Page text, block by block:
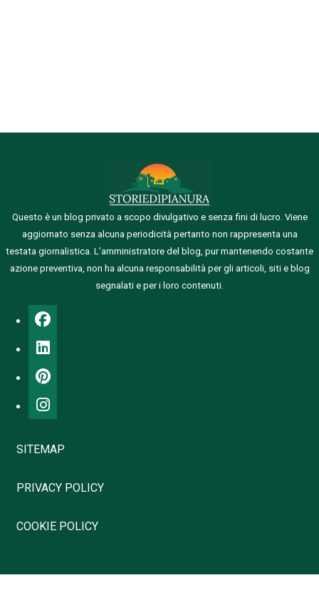
Questo è un blog privato a scopo divulgativo e senza fini di lucro. Viene
aggiornato senza alcuna periodicità pertanto non rappresenta una
testata giornalistica. L’amministratore del blog, pur mantenendo costante
azione preventiva, non ha alcuna responsabilità per gli articoli, siti e blog
segnalati e per i loro contenuti.
SITEMAP
PRIVACY POLICY
COOKIE POLICY